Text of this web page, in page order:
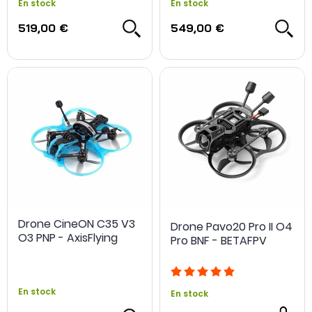
En stock
519,00 €
En stock
549,00 €
Drone CineON C35 V3
O3 PNP - AxisFlying
En stock
Drone Pavo20 Pro II O4
Pro BNF - BETAFPV
En stock